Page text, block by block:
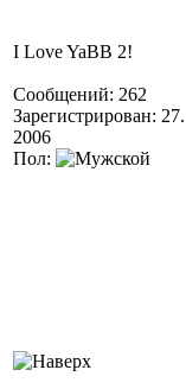
I Love YaBB 2!
Сообщений: 262
Зарегистрирован:
2006
Пол: